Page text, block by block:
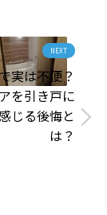
NEXT
実は不便？
を引き戸に
じる後悔と
は？